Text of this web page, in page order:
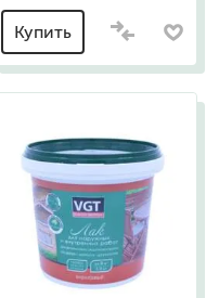
Купить